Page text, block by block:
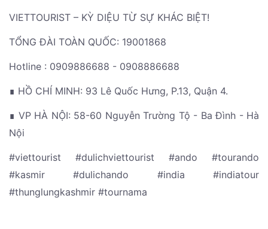
VIETTOURIST – KỲ DIỆU TỪ SỰ KHÁC BIỆT!
TỔNG ĐÀI TOÀN QUỐC: 19001868
Hotline : 0909886688 - 0908886688
∎ HỒ CHÍ MINH: 93 Lê Quốc Hưng, P.13, Quận 4.
∎ VP HÀ NỘI: 58-60 Nguyễn Trường Tộ - Ba Đình - Hà
Nội
#viettourist #dulichviettourist #ando #tourando
#kasmir #dulichando #india #indiatour
#thunglungkashmir #tournama